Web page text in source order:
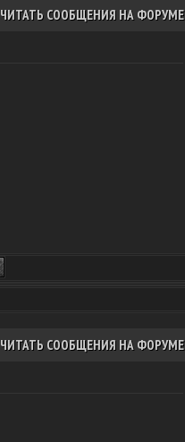
ЧИТАТЬ СООБЩЕНИЯ НА ФОРУМЕ
ЧИТАТЬ СООБЩЕНИЯ НА ФОРУМЕ